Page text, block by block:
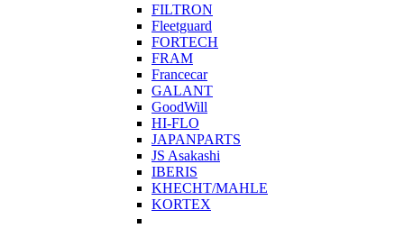
FILTRON
Fleetguard
FORTECH
FRAM
Francecar
GALANT
GoodWill
HI-FLO
JAPANPARTS
JS Asakashi
IBERIS
KHECHT/MAHLE
KORTEX